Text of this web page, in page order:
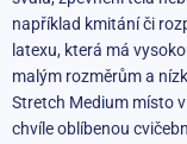
například kmitání či
latexu, která má
malým rozměrům a
Stretch Medium místo
chvíle oblíbenou